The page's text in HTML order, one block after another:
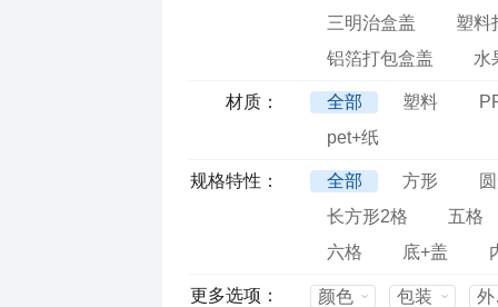
三明治盒盖
塑料
铝箔打包盒盖
水
材质： 全部 塑料
pet+纸
规格特性： 全部 方形
长方形2格
五格
六格
底+盖
更多选项： 颜色 包装